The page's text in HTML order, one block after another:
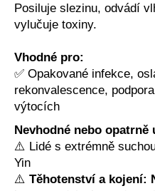
Posiluje slezinu, odvádí
vylučuje toxiny.
Vhodné pro:
✅ Opakované infekce,
rekonvalescence,
výtocích
Nevhodné nebo opatrně
⚠️ Lidé s extrémně
Yin
⚠️ Těhotenství a kojení:
D
o
p
o
r
u
č
u
j
e
m